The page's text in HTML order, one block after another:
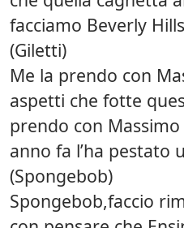
facciamo Beverly
(Giletti)
Me la prendo con
aspetti che fotte
prendo con
anno fa l’ha pestato
(Spongebob)
Spongebob,faccio